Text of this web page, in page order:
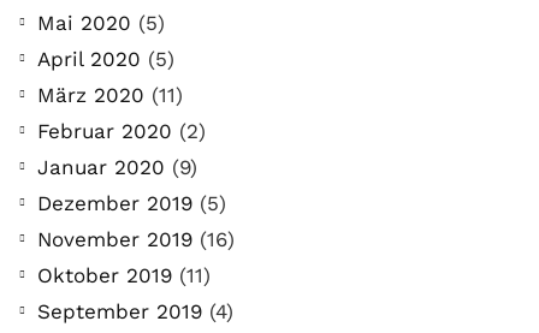
Mai 2020 (5)
April 2020 (5)
März 2020 (11)
Februar 2020 (2)
Januar 2020 (9)
Dezember 2019 (5)
November 2019 (16)
Oktober 2019 (11)
September 2019 (4)